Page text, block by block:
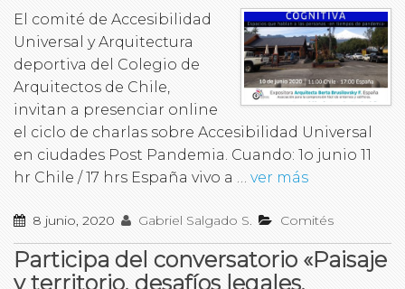
El comité de Accesibilidad
Universal y Arquitectura
deportiva del Colegio de
Arquitectos de Chile,
invitan a presenciar online
el ciclo de charlas sobre Accesibilidad Universal
en ciudades Post Pandemia. Cuando: 1o junio 11
hr Chile / 17 hrs España vivo a … ver más
8 junio, 2020 Gabriel Salgado S. Comités
Participa del conversatorio «Paisaje
y territorio, desafíos legales,